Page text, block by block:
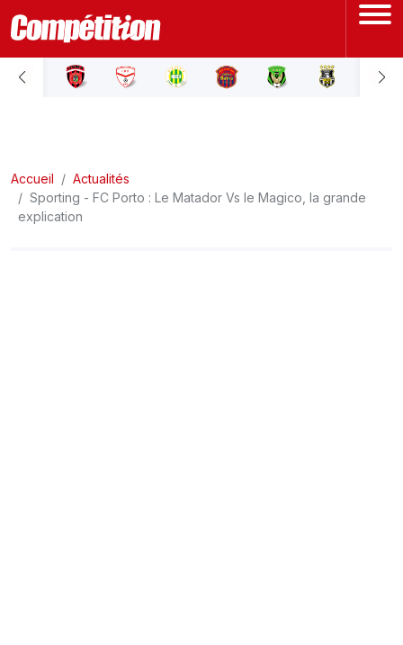
ACCUEIL
LIGUE 2
COUPE D'ALGÉRIE
Accueil
Actualités
Sporting - FC Porto : Le Matador Vs le Magico, la grande
explication